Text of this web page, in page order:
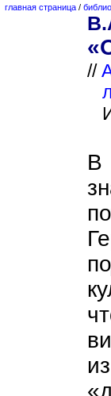
главная страница /
//
В